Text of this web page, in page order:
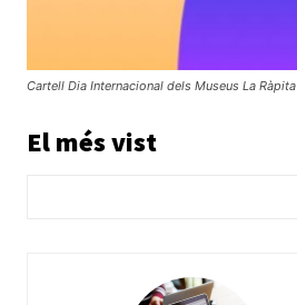
Cartell Dia Internacional dels Museus La Ràpita
El més vist